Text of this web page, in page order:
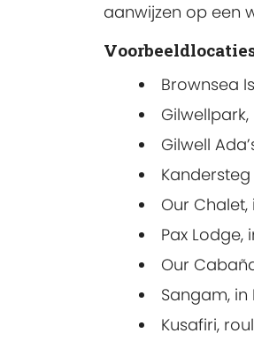
aanwijzen op een
Brownsea
Gilwell
Our
Pax Lodge,
Our
Sangam, in
Kusafiri,